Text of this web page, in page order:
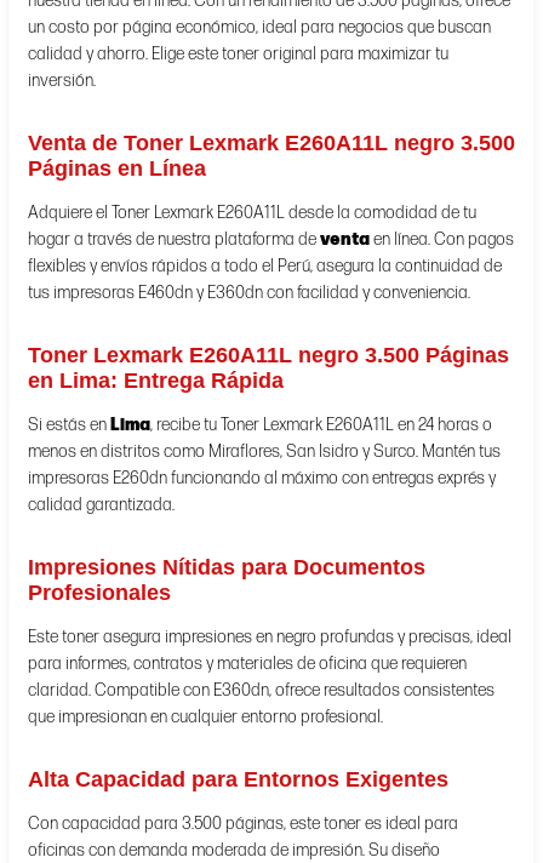
un costo por página económico, ideal para negocios que buscan
calidad y ahorro. Elige este toner original para maximizar tu
inversión.
Venta de Toner Lexmark E260A11L negro 3.500
Páginas en Línea
Adquiere el Toner Lexmark E260A11L desde la comodidad de tu
hogar a través de nuestra plataforma deventaen línea. Con pagos
flexibles y envíos rápidos a todo el Perú, asegura la continuidad de
tus impresoras E460dn y E360dn con facilidad y conveniencia.
Toner Lexmark E260A11L negro 3.500 Páginas
en Lima: Entrega Rápida
Si estás en Lima, recibe tu Toner Lexmark E260A11L en 24 horas o
menos en distritos como Miraflores, San Isidro y Surco. Mantén tus
impresoras E260dn funcionando al máximo con entregas exprés y
calidad garantizada.
Impresiones Nítidas para Documentos
Profesionales
Este toner asegura impresiones en negro profundas y precisas, ideal
para informes, contratos y materiales de oficina que requieren
claridad. Compatible con E360dn, ofrece resultados consistentes
que impresionan en cualquier entorno profesional.
Alta Capacidad para Entornos Exigentes
Con capacidad para 3.500 páginas, este toner es ideal para
oficinas con demanda moderada de impresión. Su diseño